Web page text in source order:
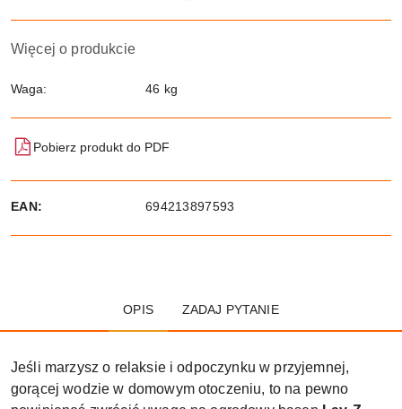
Więcej o produkcie
Waga: 46 kg
Pobierz produkt do PDF
EAN: 694213897593
OPIS ZADAJ PYTANIE
Jeśli marzysz o relaksie i odpoczynku w przyjemnej,
gorącej wodzie w domowym otoczeniu, to na pewno